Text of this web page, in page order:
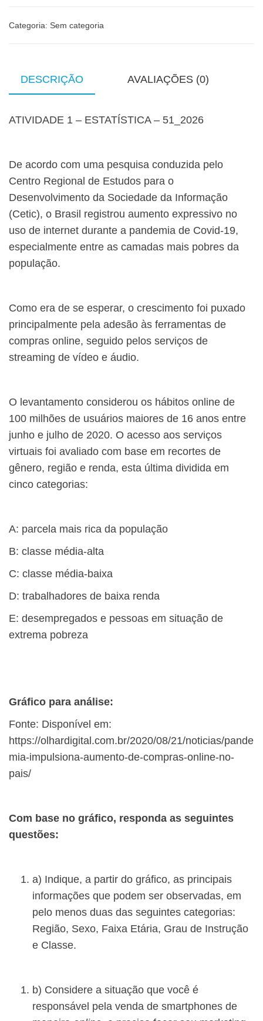
Categoria: Sem categoria
DESCRIÇÃO AVALIAÇÕES (0)
ATIVIDADE 1 – ESTATÍSTICA – 51_2026
De acordo com uma pesquisa conduzida pelo
Centro Regional de Estudos para o
Desenvolvimento da Sociedade da Informação
(Cetic), o Brasil registrou aumento expressivo no
uso de internet durante a pandemia de Covid-19,
especialmente entre as camadas mais pobres da
população.
Como era de se esperar, o crescimento foi puxado
principalmente pela adesão às ferramentas de
compras online, seguido pelos serviços de
streaming de vídeo e áudio.
O levantamento considerou os hábitos online de
100 milhões de usuários maiores de 16 anos entre
junho e julho de 2020. O acesso aos serviços
virtuais foi avaliado com base em recortes de
gênero, região e renda, esta última dividida em
cinco categorias:
A: parcela mais rica da população
B: classe média-alta
C: classe média-baixa
D: trabalhadores de baixa renda
E: desempregados e pessoas em situação de
extrema pobreza
Gráfico para análise:
​Fonte: Disponível em:
https://olhardigital.com.br/2020/08/21/noticias/pande
mia-impulsiona-aumento-de-compras-online-no-
pais/
Com base no gráfico, responda as seguintes
questões:
a) Indique, a partir do gráfico, as principais
informações que podem ser observadas, em
pelo menos duas das seguintes categorias:
Região, Sexo, Faixa Etária, Grau de Instrução
e Classe.
b) Considere a situação que você é
responsável pela venda de smartphones de